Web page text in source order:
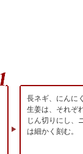
長ネギ、にんに
生姜は、それぞ
じん切りにし、
は細かく刻む。